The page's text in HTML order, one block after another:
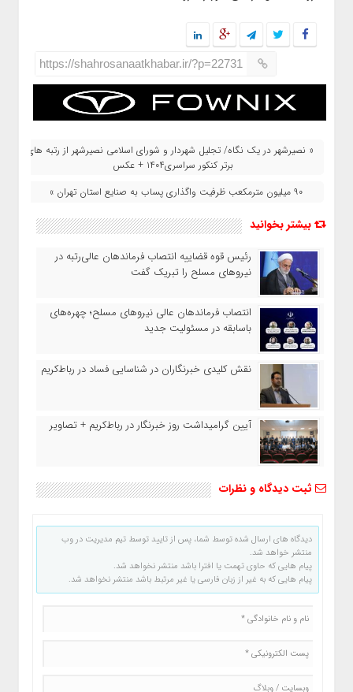
https://shahrosanaatkhabar.ir/?p=22731
« نصیرشهر در یک نگاه/ تجلیل شهردار و شورای اسلامی نصیرشهر از رتبه های
برتر کنکور سراسری۱۴۰۴ + عکس
۹۰ میلیون مترمکعب ظرفیت واگذاری پساب به صنایع استان تهران »
بیشتر بخوانید
رئیس قوه قضاییه انتصاب‌ فرماندهان عالی‌رتبه در
نیروهای مسلح را تبریک گفت
انتصاب فرماندهان عالی‌ نیروهای مسلح؛ چهره‌های
باسابقه در مسئولیت‌ جدید
نقش کلیدی خبرنگاران در شناسایی فساد در رباط‌کریم
آیین گرامیداشت روز خبرنگار در رباط‌کریم + تصاویر
ثبت دیدگاه و نظرات
دیدگاه های ارسال شده توسط شما، پس از تایید توسط تیم مدیریت در وب
منتشر خواهد شد.
پیام هایی که حاوی تهمت یا افترا باشد منتشر نخواهد شد.
پیام هایی که به غیر از زبان فارسی یا غیر مرتبط باشد منتشر نخواهد شد.